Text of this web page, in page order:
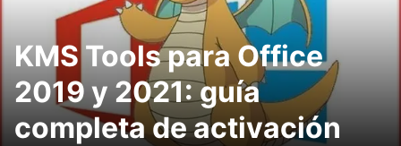
KMS Tools para Office
2019 y 2021: guía
completa de activación